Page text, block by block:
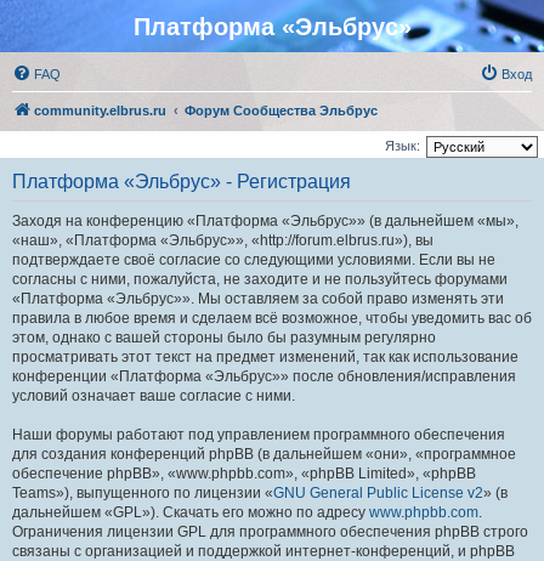
Платформа «Эльбрус»
FAQ Вход
community.elbrus.ru Форум Сообщества Эльбрус
Язык:
Платформа «Эльбрус» - Регистрация
Заходя на конференцию «Платформа «Эльбрус»» (в дальнейшем «мы»,
«наш», «Платформа «Эльбрус»», «http://forum.elbrus.ru»), вы
подтверждаете своё согласие со следующими условиями. Если вы не
согласны с ними, пожалуйста, не заходите и не пользуйтесь форумами
«Платформа «Эльбрус»». Мы оставляем за собой право изменять эти
правила в любое время и сделаем всё возможное, чтобы уведомить вас об
этом, однако с вашей стороны было бы разумным регулярно
просматривать этот текст на предмет изменений, так как использование
конференции «Платформа «Эльбрус»» после обновления/исправления
условий означает ваше согласие с ними.
Наши форумы работают под управлением программного обеспечения
для создания конференций phpBB (в дальнейшем «они», «программное
обеспечение phpBB», «www.phpbb.com», «phpBB Limited», «phpBB
Teams»), выпущенного по лицензии «GNU General Public License v2» (в
дальнейшем «GPL»). Скачать его можно по адресу www.phpbb.com.
Ограничения лицензии GPL для программного обеспечения phpBB строго
связаны с организацией и поддержкой интернет-конференций, и phpBB